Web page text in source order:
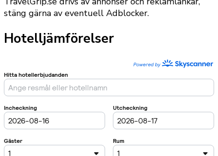
stäng gärna av eventuell Adblocker.
Hotelljämförelser